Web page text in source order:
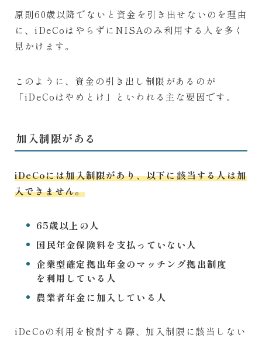
原則60歳以降でないと資金を引き出せないのを理由
に、iDeCoはやらずにNISAのみ利用する人を多く
見かけます。
このように、資金の引き出し制限があるのが
「iDeCoはやめとけ」といわれる主な要因です。
加入制限がある
iDeCoには加入制限があり、以下に該当する人は加
入できません。
65歳以上の人
国民年金保険料を支払っていない人
企業型確定拠出年金のマッチング拠出制度
を利用している人
農業者年金に加入している人
iDeCoの利用を検討する際、加入制限に該当しない